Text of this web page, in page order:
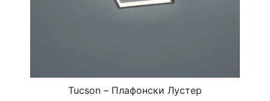
Tucson – Плафонски Лустер